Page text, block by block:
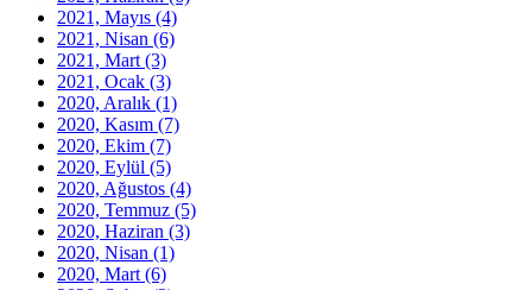
2021, Mayıs (4)
2021, Nisan (6)
2021, Mart (3)
2021, Ocak (3)
2020, Aralık (1)
2020, Kasım (7)
2020, Ekim (7)
2020, Eylül (5)
2020, Ağustos (4)
2020, Temmuz (5)
2020, Haziran (3)
2020, Nisan (1)
2020, Mart (6)